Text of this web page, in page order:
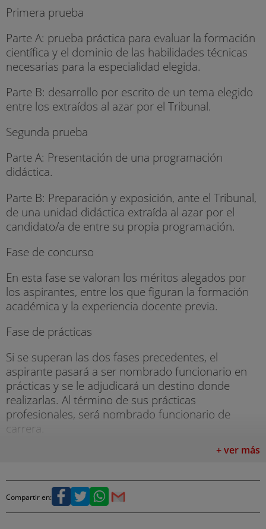
Primera prueba
Parte A: prueba práctica para evaluar la formación
científica y el dominio de las habilidades técnicas
necesarias para la especialidad elegida.
Parte B: desarrollo por escrito de un tema elegido
entre los extraídos al azar por el Tribunal.
Segunda prueba
Parte A: Presentación de una programación
didáctica.
Parte B: Preparación y exposición, ante el Tribunal,
de una unidad didáctica extraída al azar por el
candidato/a de entre su propia programación.
Fase de concurso
En esta fase se valoran los méritos alegados por
los aspirantes, entre los que figuran la formación
académica y la experiencia docente previa.
Fase de prácticas
Si se superan las dos fases precedentes, el
aspirante pasará a ser nombrado funcionario en
prácticas y se le adjudicará un destino donde
realizarlas. Al término de sus prácticas
profesionales, será nombrado funcionario de
carrera.
Este tipo de prueba es orientativo, ya que la
que considere oportunas, añadiendo o eliminando
alguna de ellas.
+ ver más
Compartir en: